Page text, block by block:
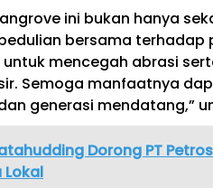
ini bukan hanya
bersama terhadap
mencegah abrasi
Semoga manfaatnya
generasi mendatang,”
Dorong PT
Lokal